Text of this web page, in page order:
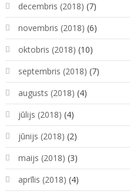
decembris (2018) (7)
novembris (2018) (6)
oktobris (2018) (10)
septembris (2018) (7)
augusts (2018) (4)
jūlijs (2018) (4)
jūnijs (2018) (2)
maijs (2018) (3)
aprīlis (2018) (4)